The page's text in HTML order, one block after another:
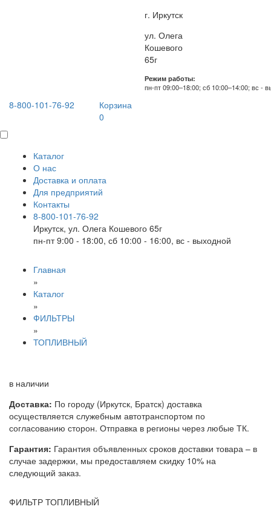
г. Иркутск
ул. Олега
Кошевого
65г
Режим работы:
пн-пт 09:00–18:00; сб 10:00–14:00; вс -
8-800-101-76-92
Корзина
0
Каталог
О нас
Доставка и оплата
Для предприятий
Контакты
8-800-101-76-92
Иркутск, ул. Олега Кошевого 65г
пн-пт 9:00 - 18:00, сб 10:00 - 16:00, вс - выходной
Главная
»
Каталог
»
ФИЛЬТРЫ
»
ТОПЛИВНЫЙ
в наличии
Доставка: По городу (Иркутск, Братск) доставка
осуществляется служебным автотранспортом по
согласованию сторон. Отправка в регионы через любые ТК.
Гарантия: Гарантия объявленных сроков доставки товара – в
случае задержки, мы предоставляем скидку 10% на
следующий заказ.
ФИЛЬТР ТОПЛИВНЫЙ